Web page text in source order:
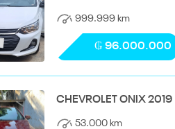
999.999 km
₲ 96.000.000
CHEVROLET ONIX 2019
53.000 km